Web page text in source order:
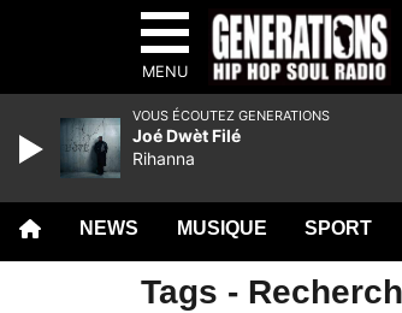
MENU
NEWS MUSIQUE SPORT
Tags -
VOUS ÉCOUTEZ GENERATIONS
Joé Dwèt Filé
Rihanna